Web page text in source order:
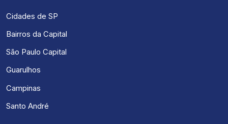
Cidades de SP
Bairros da Capital
São Paulo Capital
Guarulhos
Campinas
Santo André